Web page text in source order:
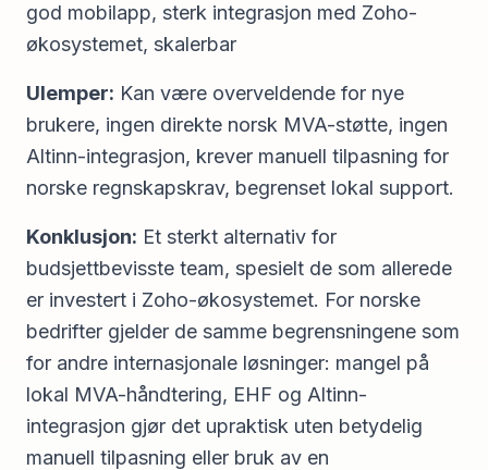
god mobilapp, sterk integrasjon med Zoho-
økosystemet, skalerbar
Ulemper: Kan være overveldende for nye
brukere, ingen direkte norsk MVA-støtte, ingen
Altinn-integrasjon, krever manuell tilpasning for
norske regnskapskrav, begrenset lokal support.
Konklusjon: Et sterkt alternativ for
budsjettbevisste team, spesielt de som allerede
er investert i Zoho-økosystemet. For norske
bedrifter gjelder de samme begrensningene som
for andre internasjonale løsninger: mangel på
lokal MVA-håndtering, EHF og Altinn-
integrasjon gjør det upraktisk uten betydelig
manuell tilpasning eller bruk av en